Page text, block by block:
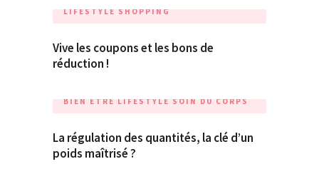
LIFESTYLE SHOPPING
Vive les coupons et les bons de
réduction !
BIEN ÊTRE LIFESTYLE SOIN DU CORPS
La régulation des quantités, la clé d’un
poids maîtrisé ?